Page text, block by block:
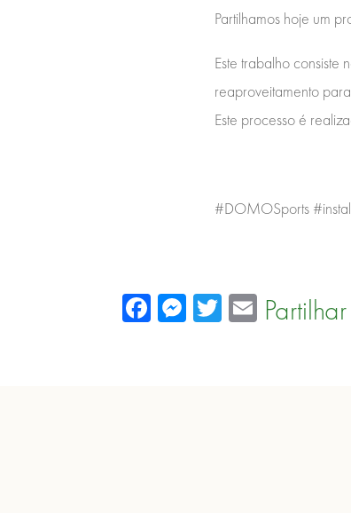
Partilhamos hoje um
Este trabalho
reaproveitamento
Este processo é
#DOMOSports
Facebook
Messenger
TwitterEmail
Partilhar